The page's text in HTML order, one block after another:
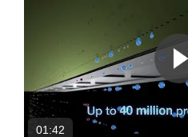
01:42